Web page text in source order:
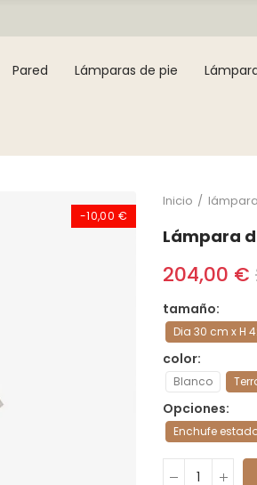
Pared Lámparas de pie
-10,00 €
Inicio
Lámpara
204,00 €
tamaño
Dia 30 cm x H
color
Blanco
Opciones
Enchufe